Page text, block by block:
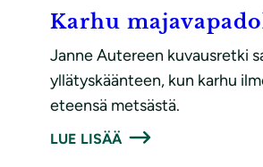
Karhu
Janne Autereen kuvausretki
yllätyskäänteen, kun karhu
eteensä metsästä.
LUE LISÄÄ